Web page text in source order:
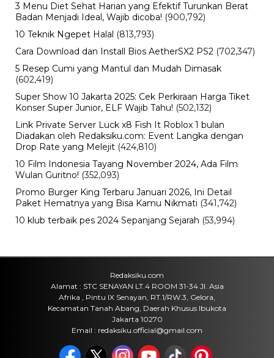
3 Menu Diet Sehat Harian yang Efektif Turunkan Berat
Badan Menjadi Ideal, Wajib dicoba! (900,792)
10 Teknik Ngepet Halal (813,793)
Cara Download dan Install Bios AetherSX2 PS2 (702,347)
5 Resep Cumi yang Mantul dan Mudah Dimasak
(602,419)
Super Show 10 Jakarta 2025: Cek Perkiraan Harga Tiket
Konser Super Junior, ELF Wajib Tahu! (502,132)
Link Private Server Luck x8 Fish It Roblox 1 bulan
Diadakan oleh Redaksiku.com: Event Langka dengan
Drop Rate yang Melejit (424,810)
10 Film Indonesia Tayang November 2024, Ada Film
Wulan Guritno! (352,093)
Promo Burger King Terbaru Januari 2026, Ini Detail
Paket Hematnya yang Bisa Kamu Nikmati (341,742)
10 klub terbaik pes 2024 Sepanjang Sejarah (53,994)
Redaksiku.com
Alamat : STC SENAYAN LT.4 ROOM 31-34 Jl. Asia
Afrika , Pintu IX Senayan, RT.1/RW.3, Gelora,
Kecamatan Tanah Abang, Daerah Khusus Ibukota
Jakarta 10270
Email : redaksiku.official@gmail.com